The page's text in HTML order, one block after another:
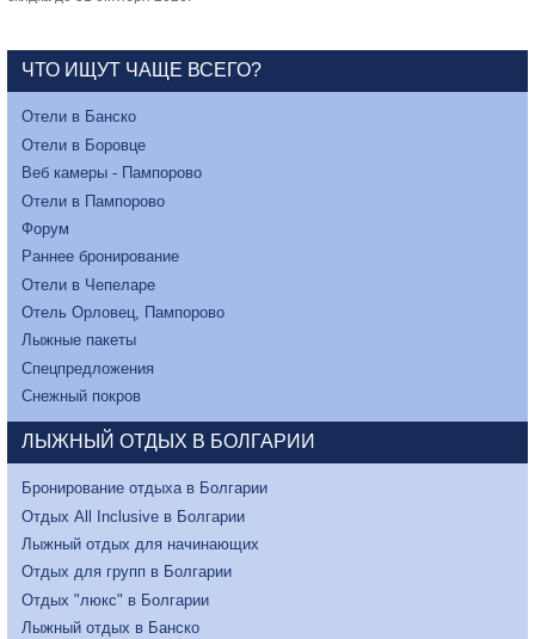
ЧТО ИЩУТ ЧАЩЕ ВСЕГО?
Отели в Банско
Отели в Боровце
Веб камеры - Пампорово
Отели в Пампорово
Форум
Раннее бронирование
Отели в Чепеларе
Отель Орловец, Пампорово
Лыжные пакеты
Спецпредложения
Снежный покров
ЛЫЖНЫЙ ОТДЫХ В БОЛГАРИИ
Бронирование отдыха в Болгарии
Отдых All Inclusive в Болгарии
Лыжный отдых для начинающих
Отдых для групп в Болгарии
Отдых "люкс" в Болгарии
Лыжный отдых в Банско